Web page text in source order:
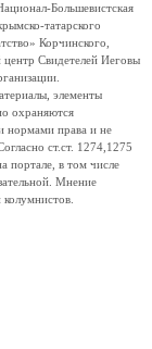
Большевистская
татарского
Корчинского,
центр Свидетелей Иеговы
элементы
охраняются
нормами права и не
ст.ст. 1274,1275
портале, в том числе
Мнение